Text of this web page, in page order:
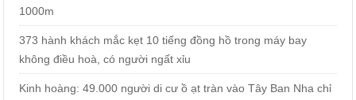
1000m
373 hành khách mắc kẹt 10 tiếng đồng hồ trong máy bay
không điều hoà, có người ngất xỉu
Kinh hoàng: 49.000 người di cư ồ ạt tràn vào Tây Ban Nha chỉ